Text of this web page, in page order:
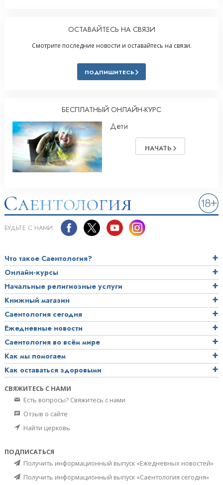
ОСТАВАЙТЕСЬ НА СВЯЗИ
Смотрите последние новости и оставайтесь на связи.
ПОДПИШИТЕСЬ
БЕСПЛАТНЫЙ ОНЛАЙН-КУРС
Дети
НАЧАТЬ
БУДЬТЕ С НАМИ
Что такое Саентология?
Онлайн-курсы
Начальные религиозные услуги
Книжный магазин
Саентология сегодня
Ежедневные новости
Саентология во всём мире
Как мы помогаем
Как оставаться здоровыми
СВЯЖИТЕСЬ С НАМИ
Есть вопросы? Свяжитесь с нами
Отзыв о сайте
Найти церковь
ПОДПИСАТЬСЯ
Получить информационный выпуск «Ежедневных новостей»
Получить информационный выпуск «Саентология сегодня»